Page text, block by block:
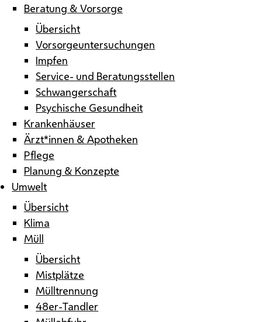
Beratung & Vorsorge
Übersicht
Vorsorgeuntersuchungen
Impfen
Service- und Beratungsstellen
Schwangerschaft
Psychische Gesundheit
Krankenhäuser
Ärzt*innen & Apotheken
Pflege
Planung & Konzepte
Umwelt
Übersicht
Klima
Müll
Übersicht
Mistplätze
Mülltrennung
48er-Tandler